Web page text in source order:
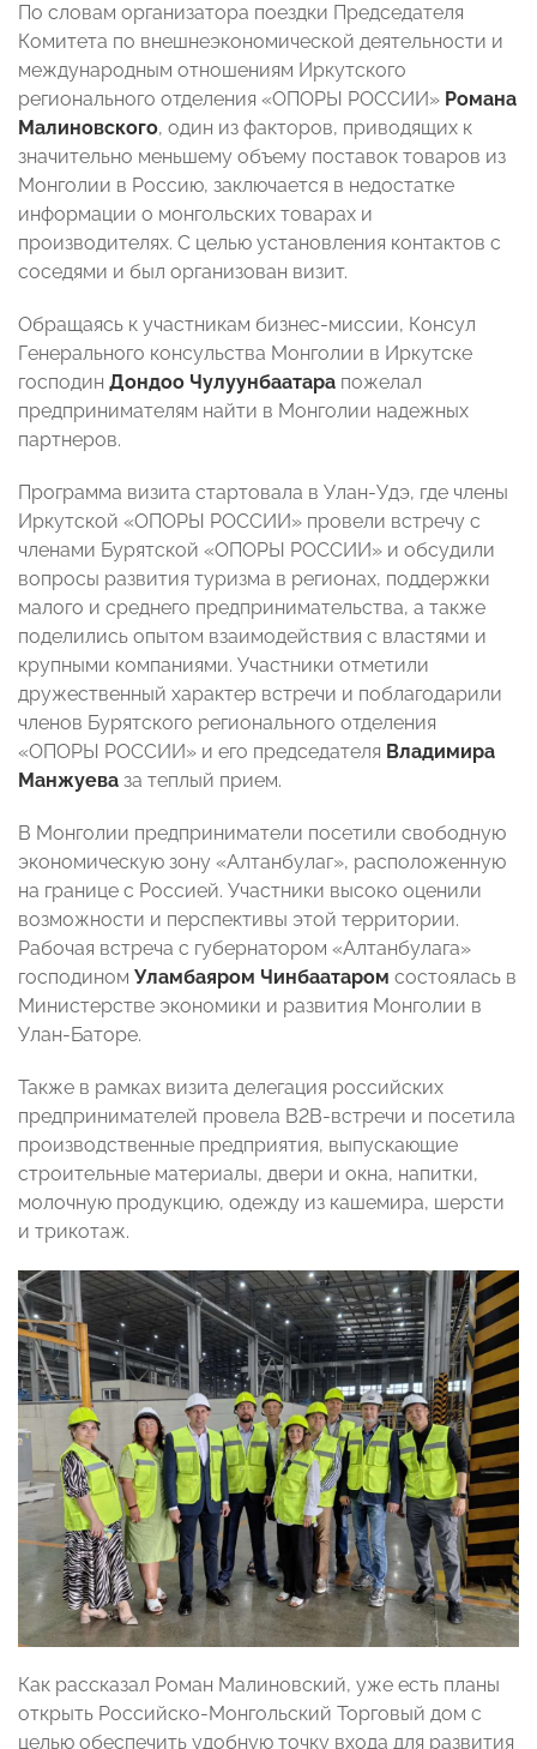
По словам организатора поездки Председателя
Комитета по внешнеэкономической деятельности и
международным отношениям Иркутского
регионального отделения «ОПОРЫ РОССИИ» Романа
Малиновского, один из факторов, приводящих к
значительно меньшему объему поставок товаров из
Монголии в Россию, заключается в недостатке
информации о монгольских товарах и
производителях. С целью установления контактов с
соседями и был организован визит.
Обращаясь к участникам бизнес-миссии, Консул
Генерального консульства Монголии в Иркутске
господин Дондоо Чулуунбаатара пожелал
предпринимателям найти в Монголии надежных
партнеров.
Программа визита стартовала в Улан-Удэ, где члены
Иркутской «ОПОРЫ РОССИИ» провели встречу с
членами Бурятской «ОПОРЫ РОССИИ» и обсудили
вопросы развития туризма в регионах, поддержки
малого и среднего предпринимательства, а также
поделились опытом взаимодействия с властями и
крупными компаниями. Участники отметили
дружественный характер встречи и поблагодарили
членов Бурятского регионального отделения
«ОПОРЫ РОССИИ» и его председателя Владимира
Манжуева за теплый прием.
В Монголии предприниматели посетили свободную
экономическую зону «Алтанбулаг», расположенную
на границе с Россией. Участники высоко оценили
возможности и перспективы этой территории.
Рабочая встреча с губернатором «Алтанбулага»
господином Уламбаяром Чинбаатаром состоялась в
Министерстве экономики и развития Монголии в
Улан-Баторе.
Также в рамках визита делегация российских
предпринимателей провела В2В-встречи и посетила
производственные предприятия, выпускающие
строительные материалы, двери и окна, напитки,
молочную продукцию, одежду из кашемира, шерсти
и трикотаж.
Как рассказал Роман Малиновский, уже есть планы
открыть Российско-Монгольский Торговый дом с
целью обеспечить удобную точку входа для развития